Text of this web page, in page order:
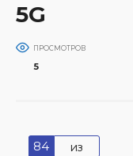
5G
ПРОСМОТРОВ
5
84
из